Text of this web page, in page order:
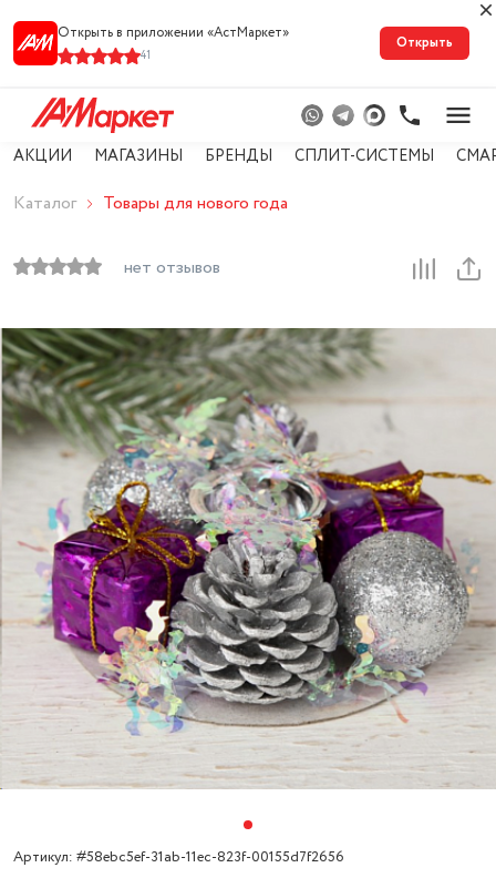
Открыть в приложении «АстМарке‪т‬»
41
Открыть
АКЦИИ МАГАЗИНЫ БРЕНДЫ СПЛИТ-СИСТЕМЫ
Каталог Товары для нового года
нет отзывов
Артикул: #58ebc5ef-31ab-11ec-823f-00155d7f2656